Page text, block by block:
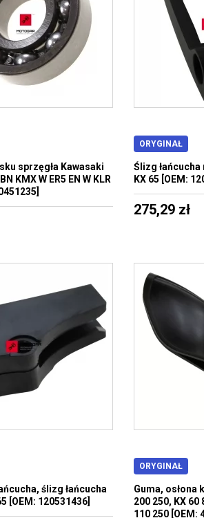
sprzęgła Kawasaki
KMX W ER5 EN W KLR
ORYGINAŁ
Ślizg
KX 65 [OEM:
275,29 zł
ślizg łańcucha
[OEM: 120531436]
ORYGINAŁ
Guma, osłona
200 250, KX 60
110 250 [OEM: